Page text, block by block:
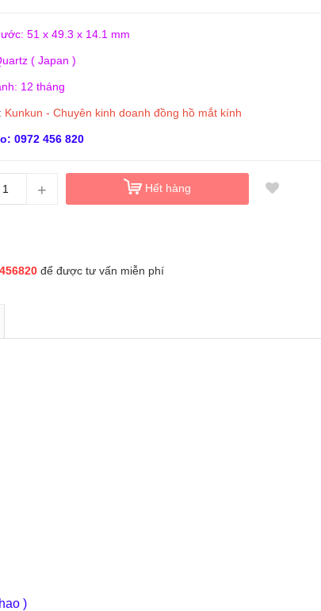
51 x 49.3 x 14.1 mm
( Japan )
12 tháng
Kunkun - Chuyên kinh doanh đồng hồ mắt kính
0972 456 820
+ Hết hàng
để được tư vấn miễn phí
)